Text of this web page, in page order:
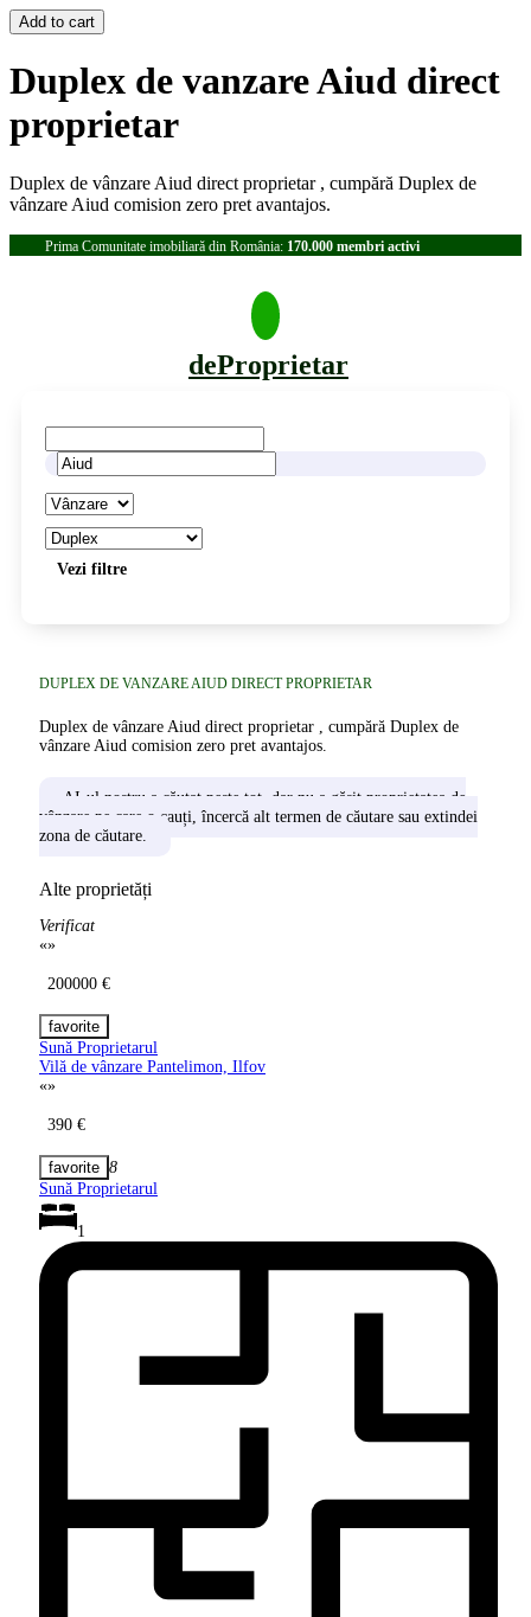
Duplex de vanzare Aiud direct
proprietar
Duplex de vânzare Aiud direct proprietar , cumpără Duplex de
vânzare Aiud comision zero pret avantajos.
Prima Comunitate imobiliară din România: 170.000 membri activi
deProprietar
Vezi filtre
DUPLEX DE VANZARE AIUD DIRECT PROPRIETAR
Duplex de vânzare Aiud direct proprietar , cumpără Duplex de
vânzare Aiud comision zero pret avantajos.
AI-ul nostru a căutat peste tot, dar nu a găsit proprietatea de
vânzare pe care o cauți, încercă alt termen de căutare sau extindei
zona de căutare.
Alte proprietăți
Verificat
«»
200000 €
Sună Proprietarul
Vilă de vânzare Pantelimon, Ilfov
«»
390 €
8
Sună Proprietarul
1